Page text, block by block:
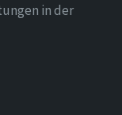
in der